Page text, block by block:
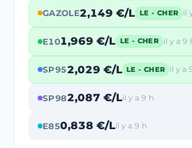
GAZOLE2,149 €/L LE - CHER il
E101,969 €/L LE - CHER il y a 9
SP952,029 €/L LE - CHER il y a
SP982,087 €/Lil y a 9 h
E850,838 €/Lil y a 9 h